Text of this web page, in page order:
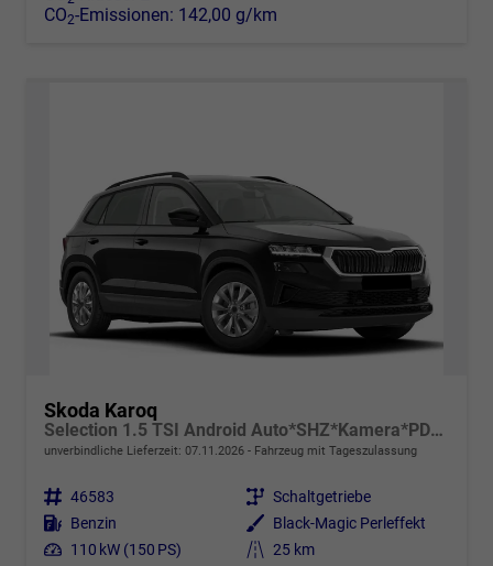
CO2-Emissionen: 142,00 g/km
Skoda Karoq
Selection 1.5 TSI Android Auto*SHZ*Kamera*PDC v/h*Klimaauto*SUNSET*LED
unverbindliche Lieferzeit: 07.11.2026 Fahrzeug mit Tageszulassung
Fahrzeugnr. 46583 Getriebe Schaltgetriebe
Kraftstoff Benzin Außenfarbe
Black-Magic Perleffekt
Leistung 110 kW (150 PS) Kilometerstand 25 km